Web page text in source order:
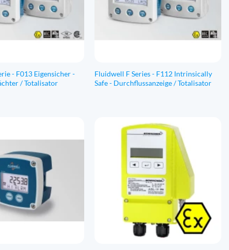
- F013 Eigensicher -
/ Totalisator
Fluidwell F Series - F112 Intrinsically
Safe - Durchflussanzeige / Totalisator